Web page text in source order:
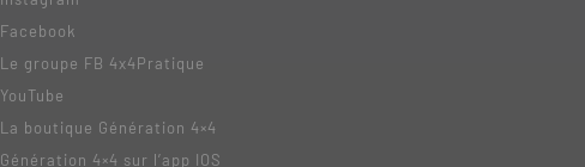
Facebook
Le groupe FB 4x4Pratique
YouTube
La boutique Génération 4×4
Génération 4×4 sur l’app IOS